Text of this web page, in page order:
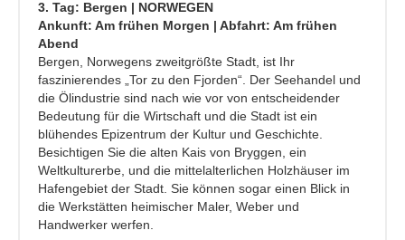
3. Tag: Bergen | NORWEGEN
Ankunft: Am frühen Morgen | Abfahrt: Am frühen
Abend
Bergen, Norwegens zweitgrößte Stadt, ist Ihr
faszinierendes „Tor zu den Fjorden“. Der Seehandel und
die Ölindustrie sind nach wie vor von entscheidender
Bedeutung für die Wirtschaft und die Stadt ist ein
blühendes Epizentrum der Kultur und Geschichte.
Besichtigen Sie die alten Kais von Bryggen, ein
Weltkulturerbe, und die mittelalterlichen Holzhäuser im
Hafengebiet der Stadt. Sie können sogar einen Blick in
die Werkstätten heimischer Maler, Weber und
Handwerker werfen.